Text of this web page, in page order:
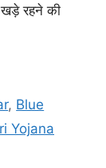
खड़े रहने की
, Blue
Yojana